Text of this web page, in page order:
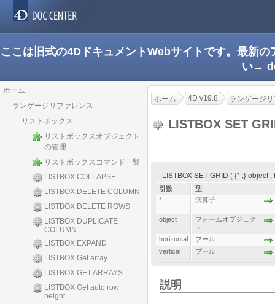
ここは旧式の4DドキュメントWebサイトです。最新
い→
ホーム
ランゲージリファレンス
リストボックス
リストボックスオブジェクト
の管理
リストボックスコマンド一覧
LISTBOX COLLAPSE
LISTBOX DELETE COLUMN
LISTBOX DELETE ROWS
LISTBOX DUPLICATE
COLUMN
LISTBOX EXPAND
LISTBOX Get array
LISTBOX GET ARRAYS
LISTBOX Get auto row
height
ホーム 4D v19.8 ランゲージ
LISTBOX SET
LISTBOX SET GRID ( {* ;} object
引数
型
*
演算子
object
フォームオブジェク
ト
horizontal
ブール
vertical
ブール
説明